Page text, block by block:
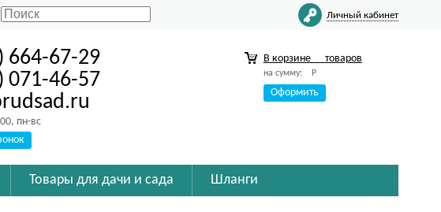
Личный кабинет
664-67-29
071-46-57
пн-вс
В корзине товаров
на сумму: Р
Оформить
Товары для дачи и сада Шланги